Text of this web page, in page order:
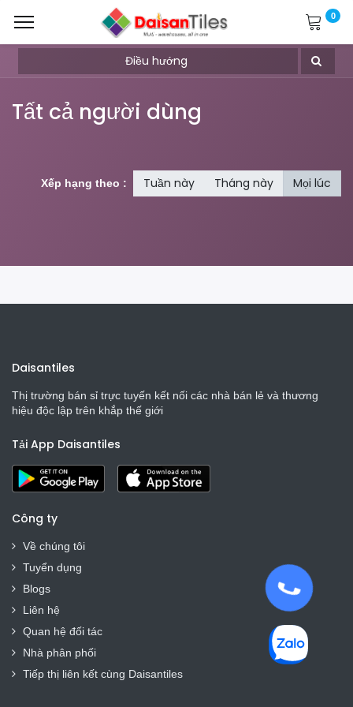
0
Điều hướng
Tất cả người dùng
Xếp hạng theo : Tuần này Tháng này Mọi lúc
Daisantiles
Thị trường bán sỉ trực tuyến kết nối các nhà bán lẻ và thương
hiệu độc lập trên khắp thế giới
Tải App Daisantiles
Công ty
Về chúng tôi
Tuyển dụng
Blogs
Liên hệ
Quan hệ đối tác
Nhà phân phối
Tiếp thị liên kết cùng Daisantiles